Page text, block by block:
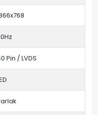
Pin / LVDS